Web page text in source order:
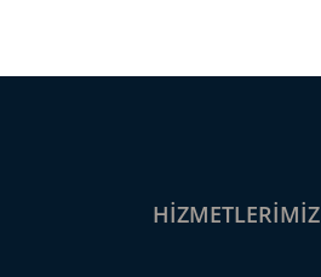
HIZMETLERIMIZ